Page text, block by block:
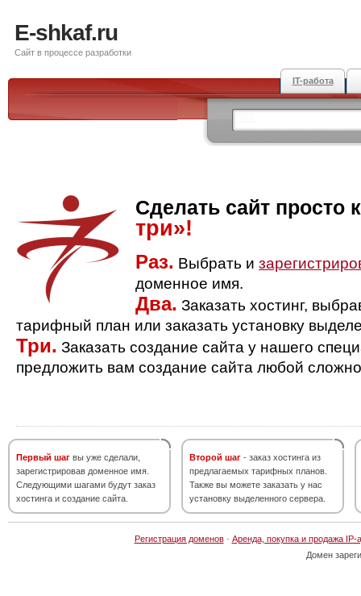
E-shkaf.ru
Сайт в процессе разработки
IT-работа
Сделать сайт просто
три»!
Раз. Выбрать и
доменное имя.
Два. Заказать хостинг,
тарифный план или заказать установку
Три. Заказать создание сайта у нашего
предложить вам создание сайта любой
Первый шаг вы уже сделали,
зарегистрировав доменное имя.
Следующими шагами будут заказ
хостинга и создание сайта.
Второй шаг - заказ хостинга из
предлагаемых тарифных планов.
Также вы можете заказать у нас
установку выделенного сервера.
Регистрация доменов· Аренда, покупка и продажа IP-
Домен